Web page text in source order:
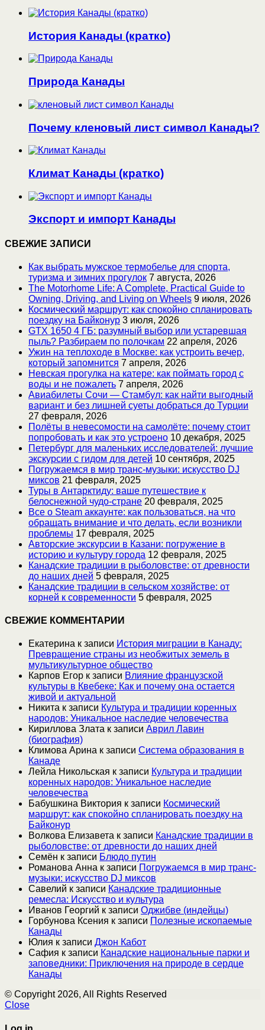
История Канады (кратко)
Природа Канады
Почему кленовый лист символ Канады?
Климат Канады (кратко)
Экспорт и импорт Канады
СВЕЖИЕ ЗАПИСИ
Как выбрать мужское термобелье для спорта,
туризма и зимних прогулок 7 августа, 2026
The Motorhome Life: A Complete, Practical Guide to
Owning, Driving, and Living on Wheels 9 июля, 2026
Космический маршрут: как спокойно спланировать
поездку на Байконур 3 июля, 2026
GTX 1650 4 ГБ: разумный выбор или устаревшая
пыль? Разбираем по полочкам 22 апреля, 2026
Ужин на теплоходе в Москве: как устроить вечер,
который запомнится 7 апреля, 2026
Невская прогулка на катере: как поймать город с
воды и не пожалеть 7 апреля, 2026
Авиабилеты Сочи — Стамбул: как найти выгодный
вариант и без лишней суеты добраться до Турции
27 февраля, 2026
Полёты в невесомости на самолёте: почему стоит
попробовать и как это устроено 10 декабря, 2025
Петербург для маленьких исследователей: лучшие
экскурсии с гидом для детей 10 сентября, 2025
Погружаемся в мир транс-музыки: искусство DJ
миксов 21 февраля, 2025
Туры в Антарктиду: ваше путешествие к
белоснежной чудо-стране 20 февраля, 2025
Все о Steam аккаунте: как пользоваться, на что
обращать внимание и что делать, если возникли
проблемы 17 февраля, 2025
Авторские экскурсии в Казани: погружение в
историю и культуру города 12 февраля, 2025
Канадские традиции в рыболовстве: от древности
до наших дней 5 февраля, 2025
Канадские традиции в сельском хозяйстве: от
корней к современности 5 февраля, 2025
СВЕЖИЕ КОММЕНТАРИИ
Екатерина к записи История миграции в Канаду:
Превращение страны из необжитых земель в
мультикультурное общество
Карпов Егор к записи Влияние французской
культуры в Квебеке: Как и почему она остается
живой и актуальной
Никита к записи Культура и традиции коренных
народов: Уникальное наследие человечества
Кириллова Злата к записи Аврил Лавин
(биография)
Климова Арина к записи Система образования в
Канаде
Лейла Никольская к записи Культура и традиции
коренных народов: Уникальное наследие
человечества
Бабушкина Виктория к записи Космический
маршрут: как спокойно спланировать поездку на
Байконур
Волкова Елизавета к записи Канадские традиции в
рыболовстве: от древности до наших дней
Семён к записи Блюдо путин
Романова Анна к записи Погружаемся в мир транс-
музыки: искусство DJ миксов
Савелий к записи Канадские традиционные
ремесла: Искусство и культура
Иванов Георгий к записи Оджибве (индейцы)
Горбунова Ксения к записи Полезные ископаемые
Канады
Юлия к записи Джон Кабот
Сафия к записи Канадские национальные парки и
заповедники: Приключения на природе в сердце
Канады
© Copyright 2026, All Rights Reserved
Close